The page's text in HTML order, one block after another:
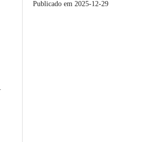
Publicado em 2025-12-29